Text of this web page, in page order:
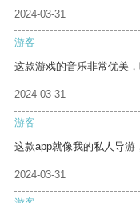
2024-03-31
游客
这款游戏的音乐非常优美，
2024-03-31
游客
这款app就像我的私人导游
2024-03-31